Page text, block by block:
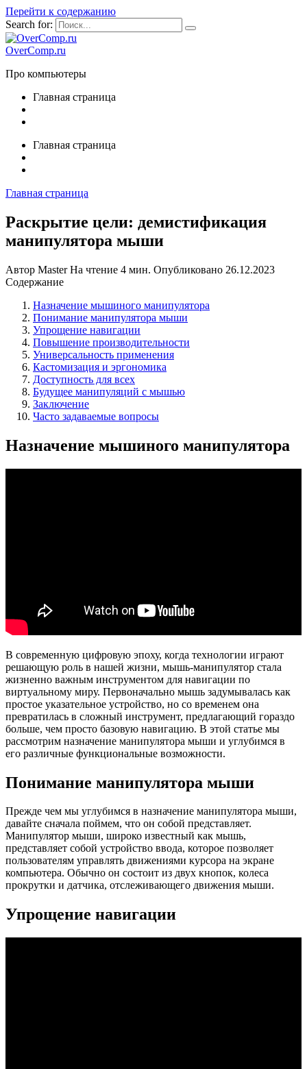
Перейти к содержанию
Search for:
OverComp.ru
Про компьютеры
Главная страница
Главная страница
Главная страница
Раскрытие цели: демистификация
манипулятора мыши
Автор Master На чтение 4 мин. Опубликовано 26.12.2023
Содержание
Назначение мышиного манипулятора
Понимание манипулятора мыши
Упрощение навигации
Повышение производительности
Универсальность применения
Кастомизация и эргономика
Доступность для всех
Будущее манипуляций с мышью
Заключение
Часто задаваемые вопросы
Назначение мышиного манипулятора
В современную цифровую эпоху, когда технологии играют
решающую роль в нашей жизни, мышь-манипулятор стала
жизненно важным инструментом для навигации по
виртуальному миру. Первоначально мышь задумывалась как
простое указательное устройство, но со временем она
превратилась в сложный инструмент, предлагающий гораздо
больше, чем просто базовую навигацию. В этой статье мы
рассмотрим назначение манипулятора мыши и углубимся в
его различные функциональные возможности.
Понимание манипулятора мыши
Прежде чем мы углубимся в назначение манипулятора мыши,
давайте сначала поймем, что он собой представляет.
Манипулятор мыши, широко известный как мышь,
представляет собой устройство ввода, которое позволяет
пользователям управлять движениями курсора на экране
компьютера. Обычно он состоит из двух кнопок, колеса
прокрутки и датчика, отслеживающего движения мыши.
Упрощение навигации